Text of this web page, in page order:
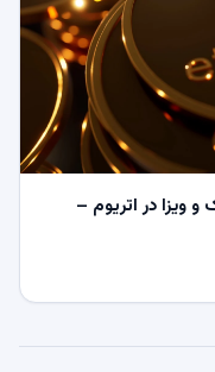
ویزا در اتریوم –